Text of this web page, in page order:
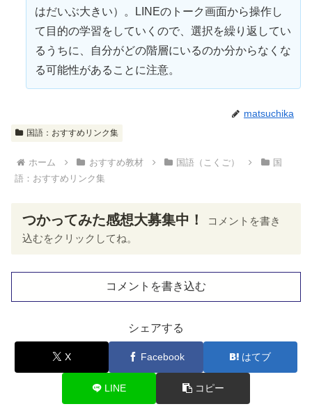
はだいぶ大きい）。LINEのトーク画面から操作し
て目的の学習をしていくので、選択を繰り返してい
るうちに、自分がどの階層にいるのか分からなくな
る可能性があることに注意。
matsuchika
国語：おすすめリンク集
ホーム おすすめ教材 国語（こくご）
国
語：おすすめリンク集
つかってみた感想大募集中！
コメントを書き
込むをクリックしてね。
コメントを書き込む
シェアする
X Facebook はてブ
LINE コピー